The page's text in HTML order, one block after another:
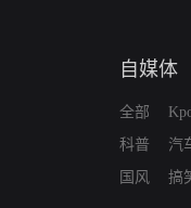
自媒体
全部
科普
国风
汽
搞